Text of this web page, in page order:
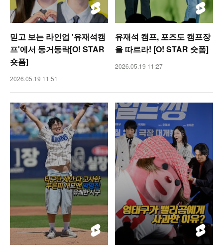
믿고 보는 라인업 '유재석캠
프'에서 동거동락[O! STAR
숏폼]
2026.05.19 11:51
유재석 캠프, 포즈도 캠프장
을 따르라! [O! STAR 숏폼]
2026.05.19 11:27